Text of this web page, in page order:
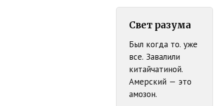
Свет разума
Был когда то. уже
все. Завалили
китайчатиной.
Амерский — это
амозон.